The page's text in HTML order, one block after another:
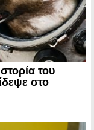
του
στο